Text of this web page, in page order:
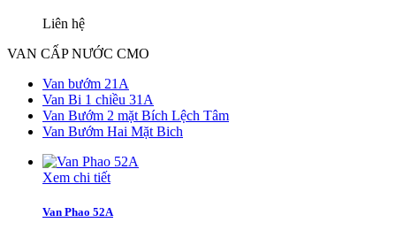
Liên hệ
VAN CẤP NƯỚC CMO
Van bướm 21A
Van Bi 1 chiều 31A
Van Bướm 2 mặt Bích Lệch Tâm
Van Bướm Hai Mặt Bich
Xem chi tiết
Van Phao 52A